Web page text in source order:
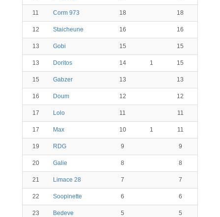
11 Corm 973 18 18
12 Staicheune 16 16
13 Gobi 15 15
13 Doritos 14 1 15
15 Gabzer 13 13
16 Doum 12 12
17 Lolo 11 11
17 Max 10 1 11
19 RDG 9 9
20 Galie 8 8
21 Limace 28 7 7
22 Soopinette 6 6
23 Bedeve 5 5